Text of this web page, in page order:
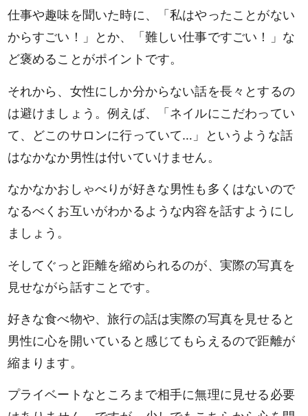
仕事や趣味を聞いた時に、「私はやったことがない
からすごい！」とか、「難しい仕事ですごい！」な
ど褒めることがポイントです。
それから、女性にしか分からない話を長々とするの
は避けましょう。例えば、「ネイルにこだわってい
て、どこのサロンに行っていて…」というような話
はなかなか男性は付いていけません。
なかなかおしゃべりが好きな男性も多くはないので
なるべくお互いがわかるような内容を話すようにし
ましょう。
そしてぐっと距離を縮められるのが、実際の写真を
見せながら話すことです。
好きな食べ物や、旅行の話は実際の写真を見せると
男性に心を開いていると感じてもらえるので距離が
縮まります。
プライベートなところまで相手に無理に見せる必要